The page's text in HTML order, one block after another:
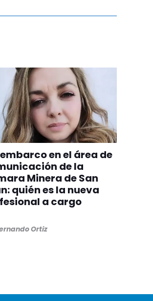
en el área de
de la
Minera de San
quién es la nueva
a cargo
Ortiz